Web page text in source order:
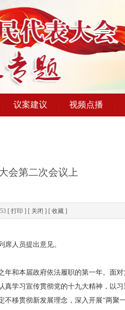
议案建议 视频点播
会第二次会议上
[ 打印 ] [ 关闭 ] [ 收藏]
人员提出意见。
和本届政府依法履职的第一年。面对
真学习宣传贯彻党的十九大精神，以
移贯彻新发展理念，深入开展“两聚